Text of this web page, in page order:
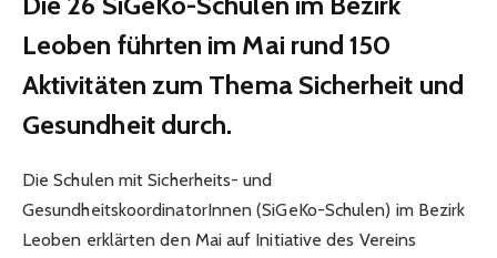
Leoben führten im Mai rund 150
Aktivitäten zum Thema Sicherheit und
Gesundheit durch.
Die Schulen mit Sicherheits- und
GesundheitskoordinatorInnen (SiGeKo-Schulen) im Bezirk
Leoben erklärten den Mai auf Initiative des Vereins